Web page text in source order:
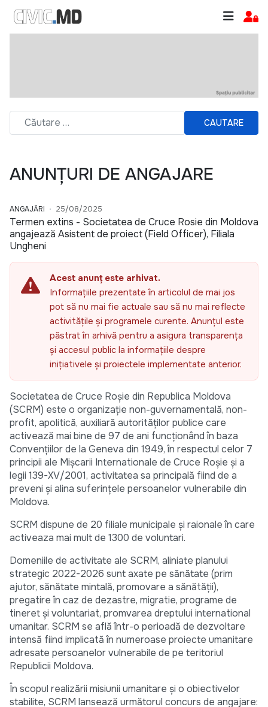
CAUTARE
ANUNȚURI DE ANGAJARE
ANGAJĂRI 25/08/2025
Termen extins - Societatea de Cruce Rosie din Moldova
angajează Asistent de proiect (Field Officer), Filiala
Ungheni
Acest anunț este arhivat.
Informațiile prezentate în articolul de mai jos
pot să nu mai fie actuale sau să nu mai reflecte
activitățile și programele curente. Anunțul este
păstrat în arhivă pentru a asigura transparența
și accesul public la informațiile despre
inițiativele și proiectele implementate anterior.
Societatea de Cruce Roşie din Republica Moldova
(SCRM) este o organizație non-guvernamentală, non-
profit, apolitică, auxiliară autorităților publice care
activează mai bine de 97 de ani funcţionând în baza
Convenţiilor de la Geneva din 1949, în respectul celor 7
principii ale Mișcarii Internationale de Cruce Roșie și a
legii 139-XV/2001, activitatea sa principală fiind de a
preveni şi alina suferințele persoanelor vulnerabile din
Moldova.
SCRM dispune de 20 filiale municipale și raionale în care
activeaza mai mult de 1300 de voluntari.
Domeniile de activitate ale SCRM, aliniate planului
strategic 2022-2026 sunt axate pe sănătate (prim
ajutor, sănătate mintală, promovare a sănătății),
pregatire în caz de dezastre, migratie, programe de
tineret și voluntariat, promvarea dreptului international
umanitar. SCRM se află într-o perioadă de dezvoltare
intensă fiind implicată în numeroase proiecte umanitare
adresate persoanelor vulnerabile de pe teritoriul
Republicii Moldova.
În scopul realizării misiunii umanitare și o obiectivelor
stabilite, SCRM lansează următorul concurs de angajare: